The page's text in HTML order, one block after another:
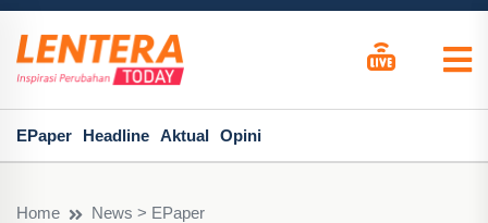
EPaper Headline Aktual Opini
Home
News > EPaper